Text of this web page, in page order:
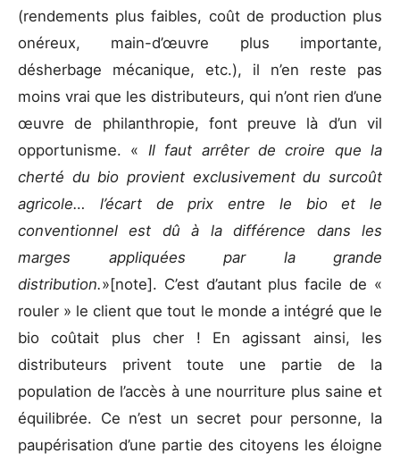
(rendements plus faibles, coût de production plus
onéreux, main-d’œuvre plus importante,
désherbage mécanique, etc.), il n’en reste pas
moins vrai que les distributeurs, qui n’ont rien d’une
œuvre de philanthropie, font preuve là d’un vil
opportunisme. « Il faut arrêter de croire que la
cherté du bio provient exclusivement du surcoût
agricole… l’écart de prix entre le bio et le
conventionnel est dû à la différence dans les
marges appliquées par la grande
distribution.»[note]. C’est d’autant plus facile de «
rouler » le client que tout le monde a intégré que le
bio coûtait plus cher ! En agissant ainsi, les
distributeurs privent toute une partie de la
population de l’accès à une nourriture plus saine et
équilibrée. Ce n’est un secret pour personne, la
paupérisation d’une partie des citoyens les éloigne